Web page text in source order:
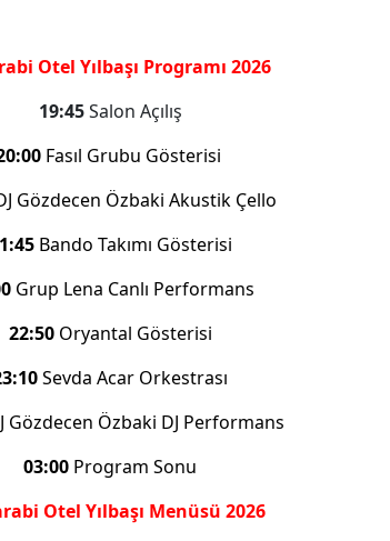
Otel Yılbaşı Programı 2026
19:45Salon Açılış
Fasıl Grubu Gösterisi
Gözdecen Özbaki Akustik Çello
Bando Takımı Gösterisi
Grup Lena Canlı Performans
22:50Oryantal Gösterisi
Sevda Acar Orkestrası
Gözdecen Özbaki DJ Performans
03:00 Program Sonu
Otel Yılbaşı Menüsü 2026